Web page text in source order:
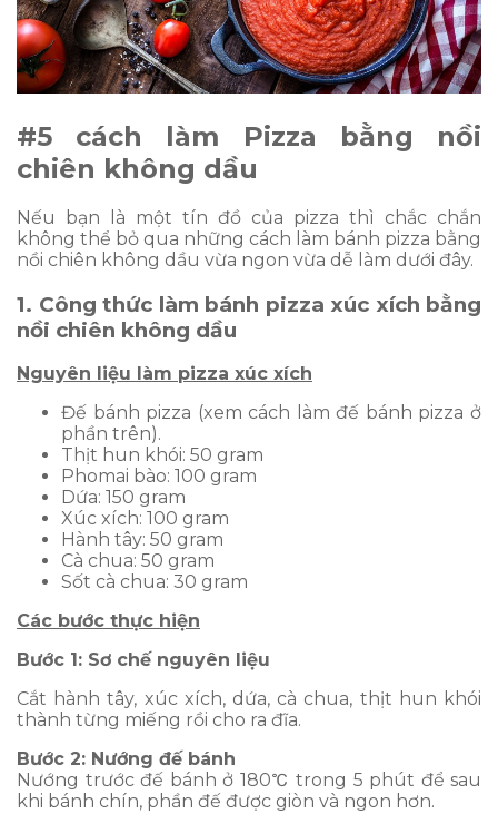
#5 cách làm Pizza bằng nồi
chiên không dầu
Nếu bạn là một tín đồ của pizza thì chắc chắn
không thể bỏ qua những cách làm bánh pizza bằng
nồi chiên không dầu vừa ngon vừa dễ làm dưới đây.
1. Công thức làm bánh pizza xúc xích bằng
nồi chiên không dầu
Nguyên liệu làm pizza xúc xích
Đế bánh pizza (xem cách làm đế bánh pizza ở
phần trên).
Thịt hun khói: 50 gram
Phomai bào: 100 gram
Dứa: 150 gram
Xúc xích: 100 gram
Hành tây: 50 gram
Cà chua: 50 gram
Sốt cà chua: 30 gram
Các bước thực hiện
Bước 1: Sơ chế nguyên liệu
Cắt hành tây, xúc xích, dứa, cà chua, thịt hun khói
thành từng miếng rồi cho ra đĩa.
Bước 2: Nướng đế bánh
Nướng trước đế bánh ở 180℃ trong 5 phút để sau
khi bánh chín, phần đế được giòn và ngon hơn.